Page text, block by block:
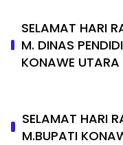
SELAMAT HARI
M. DINAS
KONAWE UTARA
SELAMAT HARI
M.BUPATI